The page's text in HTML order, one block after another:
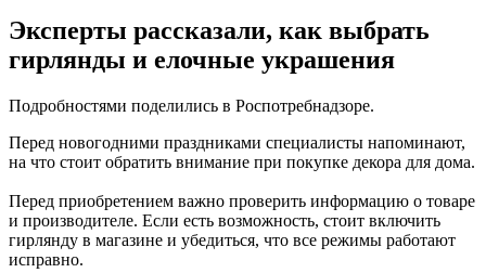
августа
07.08.2026 | 20:51
В Самаре пустят дополнительный транспорт в день матча КС
07.08.2026 | 20:07
172 и 174
07.08.2026 | 19:29
рассказали, какие продукты дорожают летом
07.08.2026 | 19:11
В селе Усинское тушили крышу "заброшки" 7 августа
07.08.2026 | 18:55
Эксперты рассказали, как выбрать
гирлянды и елочные украшения
Подробностями поделились в Роспотребнадзоре.
Перед новогодними праздниками специалисты напоминают,
на что стоит обратить внимание при покупке декора для дома.
Перед приобретением важно проверить информацию о товаре
и производителе. Если есть возможность, стоит включить
гирлянду в магазине и убедиться, что все режимы работают
исправно.